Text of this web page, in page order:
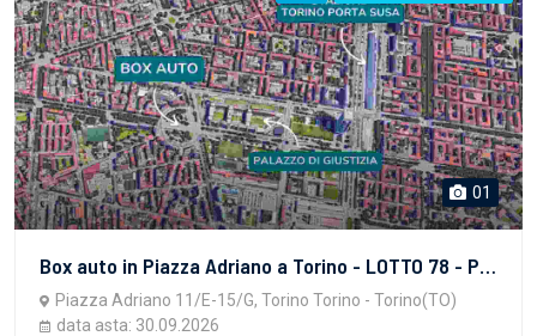
01
Box auto in Piazza Adriano a Torino - LOTTO 78 - PROPRIETA' SUPERFICIARIA - vendita telematica sulla piattaforma www.gobidreal.it n.32628.78
Piazza Adriano 11/E-15/G, Torino Torino - Torino(TO)
data asta: 30.09.2026